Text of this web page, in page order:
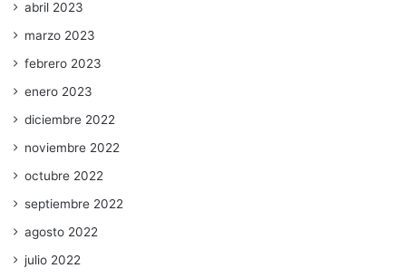
abril 2023
marzo 2023
febrero 2023
enero 2023
diciembre 2022
noviembre 2022
octubre 2022
septiembre 2022
agosto 2022
julio 2022